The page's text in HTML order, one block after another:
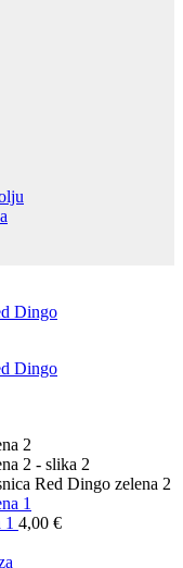
Red Dingo zelena 2
4,00 €